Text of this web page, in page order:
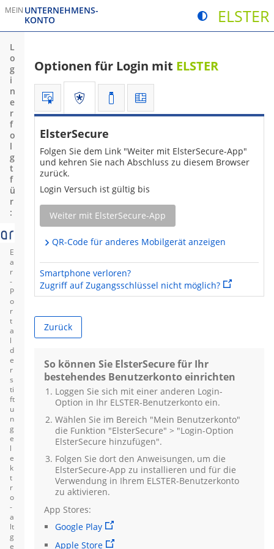
MEIN UNTERNEHMENS­
KONTO
Sie verlassen die Seite
Kontrastmodus
ELSTER
Sie verlassen
L
o
g
i
n
e
r
f
o
l
g
t
f
ü
r
:
E
a
r
-
P
o
r
t
a
l
d
e
r
s
ti
ft
u
n
g
e
l
e
k
t
r
o
-
a
lt
g
e
Optionen für Login mit ELSTER
ZertifikatsdateiSie befinden sich hier:
ElsterSecureSicherheitsstick
Signaturkarte
ElsterSecure
Folgen Sie dem Link "Weiter mit ElsterSecure-App"
und kehren Sie nach Abschluss zu diesem Browser
zurück.
Login Versuch ist gültig bis
Weiter mit ElsterSecure-App
QR-Code für anderes Mobilgerät anzeigen
Smartphone verloren?
Zugriff auf Zugangsschlüssel nicht möglich?Sie
Zurück
So können Sie ElsterSecure für Ihr
bestehendes Benutzerkonto einrichten
Loggen Sie sich mit einer anderen Login-
Option in Ihr ELSTER-Benutzerkonto ein.
Wählen Sie im Bereich "Mein Benutzerkonto"
die Funktion "ElsterSecure" > "Login-Option
ElsterSecure hinzufügen".
Folgen Sie dort den Anweisungen, um die
ElsterSecure-App zu installieren und für die
Verwendung in Ihrem ELSTER-Benutzerkonto
zu aktivieren.
App Stores:
Google Play
Apple Store